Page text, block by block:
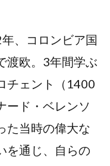
、コロンビア国
渡欧。3年間学ぶ
チェント（1400
ード・ベレンソ
た当時の偉大な
を通じ、自らの